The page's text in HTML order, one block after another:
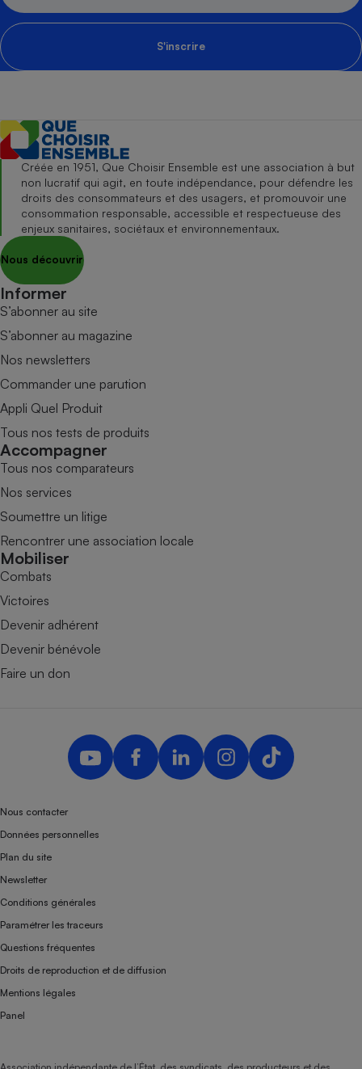
S'inscrire
Créée en 1951, Que Choisir Ensemble est une association à but
non lucratif qui agit, en toute indépendance, pour défendre les
droits des consommateurs et des usagers, et promouvoir une
consommation responsable, accessible et respectueuse des
enjeux sanitaires, sociétaux et environnementaux.
Nous découvrir
Informer
S’abonner au site
S’abonner au magazine
Nos newsletters
Commander une parution
Appli Quel Produit
Tous nos tests de produits
Accompagner
Tous nos comparateurs
Nos services
Soumettre un litige
Rencontrer une association locale
Mobiliser
Combats
Victoires
Devenir adhérent
Devenir bénévole
Faire un don
Nous contacter
Données personnelles
Plan du site
Newsletter
Conditions générales
Paramétrer les traceurs
Questions fréquentes
Droits de reproduction et de diffusion
Mentions légales
Panel